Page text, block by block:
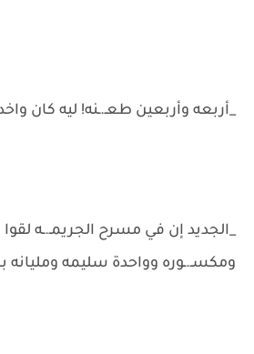
_أربعه وأربعين طعـ.ـنه! ليه كان
_الجديد إن في مسرح الجريمـ.ـه لقوا
ومكسـ.ـوره وواحدة سليمه ومليانه